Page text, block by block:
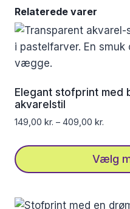
Relaterede varer
Elegant stofprint med
akvarelstil
149,00 kr. – 409,00 kr.
Vælg
vare